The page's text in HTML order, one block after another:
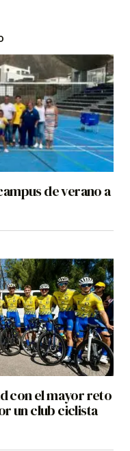
de verano a
con el mayor reto
un club ciclista